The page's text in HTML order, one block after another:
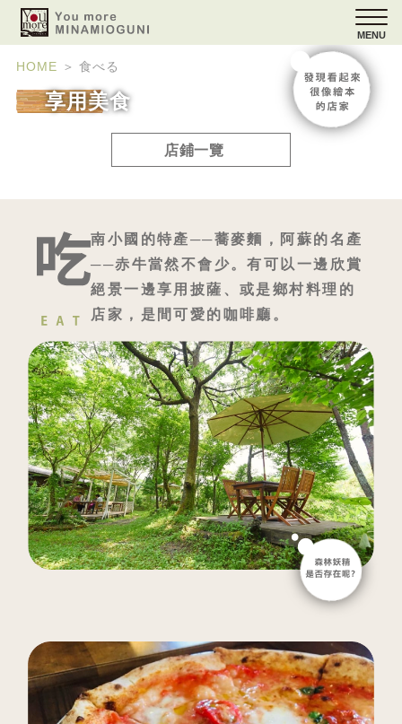
MENU
HOME ＞食べる
享用美食
店鋪一覽
南小國的特產──蕎麥麵，阿蘇的名產
──赤牛當然不會少。有可以一邊欣賞
絕景一邊享用披薩、或是鄉村料理的
店家，是間可愛的咖啡廳。